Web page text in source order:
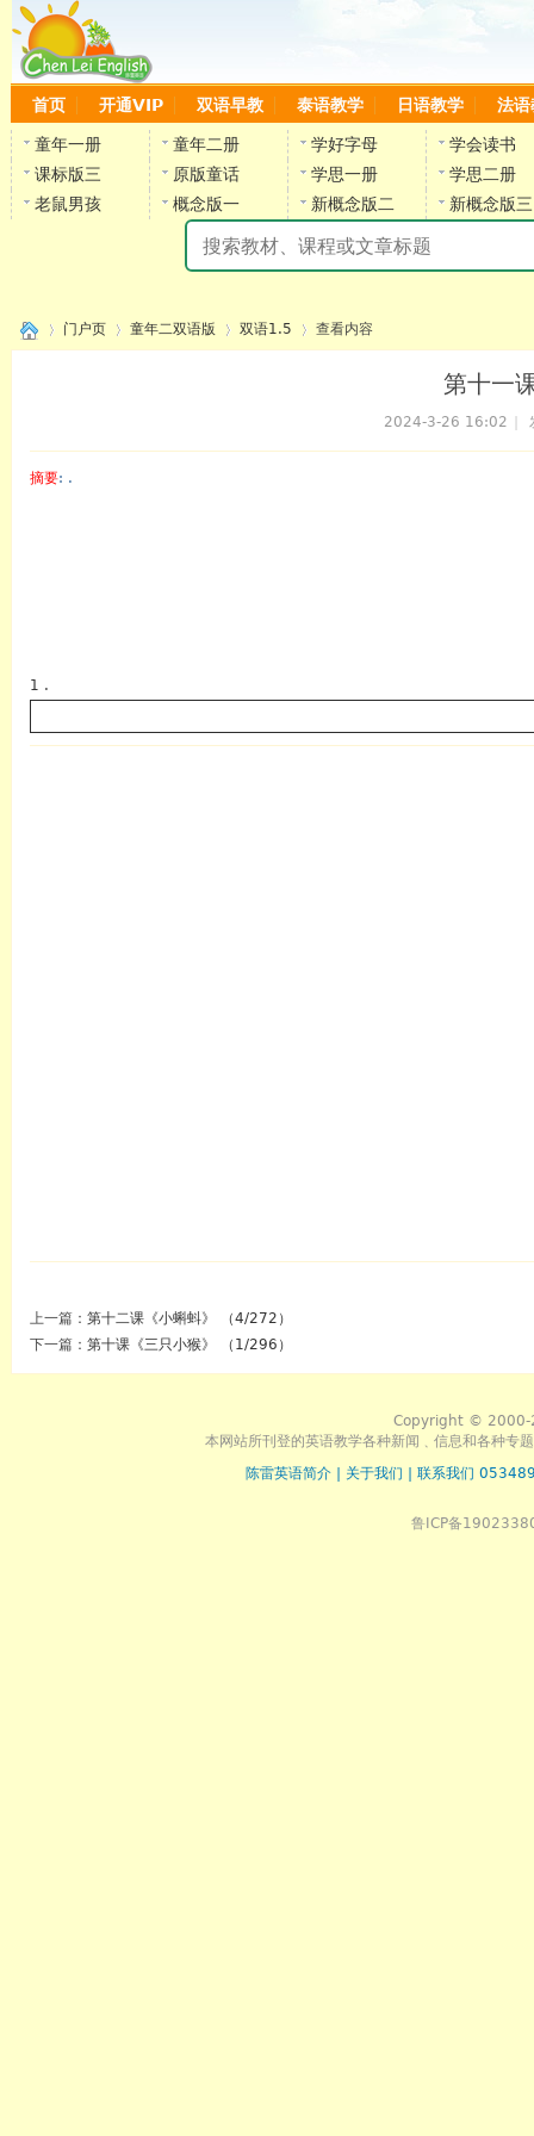
首页 开通VIP 双语早教 泰语教学 日语教学 法语
童年一册 童年二册 学好字母
学会读书
课标版三
原版童话 学思一册
学思二册
老鼠男孩
概念版一 新概念版二 新概念版三
门户页 童年二双语版 双语1.5 查看内容
第十一
2024-3-26 16:02
摘要: .
1 .
上一篇： 第十二课《小蝌蚪》 （4/272）
下一篇： 第十课《三只小猴》 （1/296）
Copyright © 2000-
本网站所刊登的英语教学各种新闻﹑信息和各种专
陈雷英语简介
关于我们 联系我们
鲁ICP备